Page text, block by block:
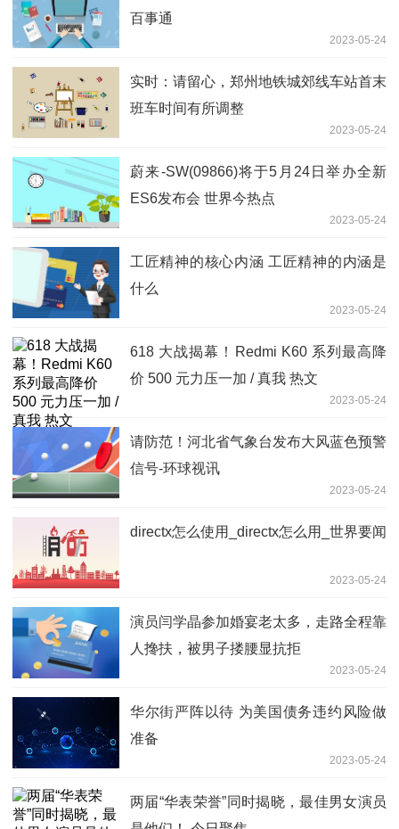
百事通
2023-05-24
实时：请留心，郑州地铁城郊线车站首末
班车时间有所调整
2023-05-24
蔚来-SW(09866)将于5月24日举办全新
ES6发布会 世界今热点
2023-05-24
工匠精神的核心内涵 工匠精神的内涵是
什么
2023-05-24
618 大战揭幕！Redmi K60 系列最高降
价 500 元力压一加 / 真我 热文
2023-05-24
请防范！河北省气象台发布大风蓝色预警
信号-环球视讯
2023-05-24
directx怎么使用_directx怎么用_世界要闻
2023-05-24
演员闫学晶参加婚宴老太多，走路全程靠
人搀扶，被男子搂腰显抗拒
2023-05-24
华尔街严阵以待 为美国债务违约风险做
准备
2023-05-24
两届“华表荣誉”同时揭晓，最佳男女演员